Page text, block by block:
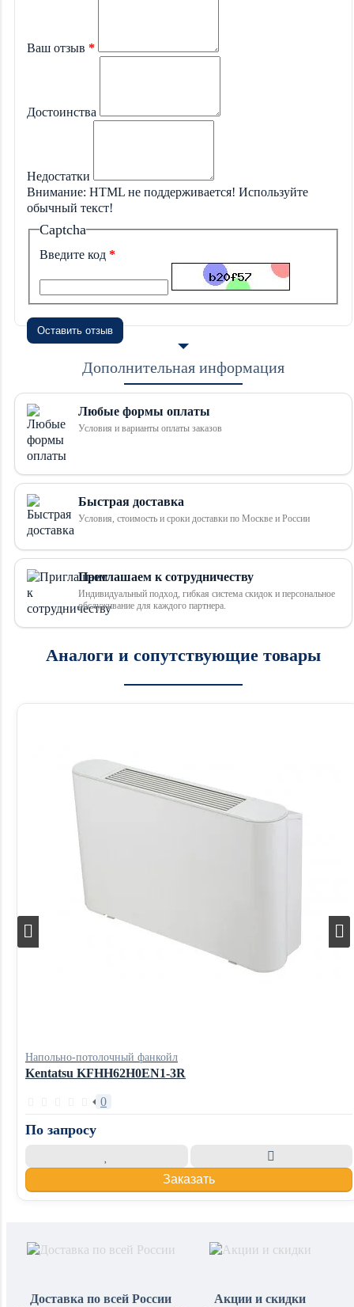
Ваш отзыв
Достоинства
Недостатки
Внимание: HTML не поддерживается! Используйте
обычный текст!
Captcha
Введите код
Оставить отзыв
Дополнительная информация
Любые формы оплаты
Условия и варианты оплаты заказов
Быстрая доставка
Условия, стоимость и сроки доставки по Москве и России
Приглашаем к сотрудничеству
Индивидуальный подход, гибкая система скидок и персональное
обслуживание для каждого партнера.
Аналоги и сопутствующие товары
Напольно-потолочный фанкойл
Kentatsu KFHH62H0EN1-3R
0
По запросу
Заказать
Доставка по всей России
Акции и скидки